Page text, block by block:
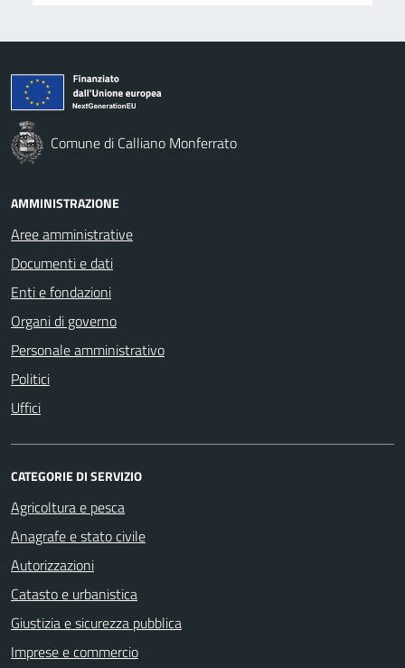
Comune di Calliano Monferrato
AMMINISTRAZIONE
Aree amministrative
Documenti e dati
Enti e fondazioni
Organi di governo
Personale amministrativo
Politici
Uffici
CATEGORIE DI SERVIZIO
Agricoltura e pesca
Anagrafe e stato civile
Autorizzazioni
Catasto e urbanistica
Giustizia e sicurezza pubblica
Imprese e commercio